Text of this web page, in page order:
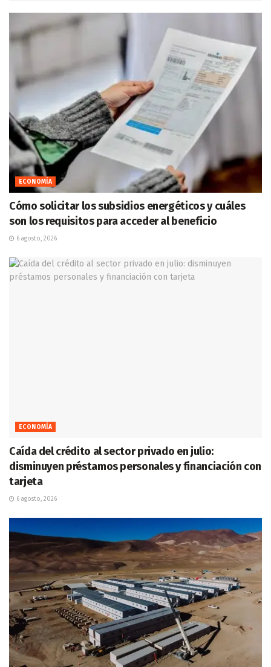
ECONOMÍA
Cómo solicitar los subsidios energéticos y cuáles
son los requisitos para acceder al beneficio
6 agosto, 2026
ECONOMÍA
Caída del crédito al sector privado en julio:
disminuyen préstamos personales y financiación con
tarjeta
6 agosto, 2026